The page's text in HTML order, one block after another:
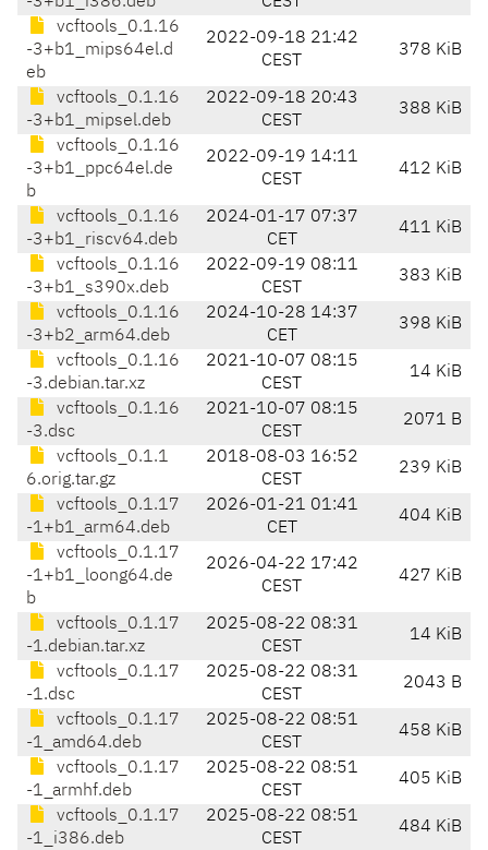
vcftools_0.1.16
-3+b1_mips64el.d
eb
2022-09-18 21:42
CEST
378 KiB
vcftools_0.1.16
-3+b1_mipsel.deb
2022-09-18 20:43
CEST
388 KiB
vcftools_0.1.16
-3+b1_ppc64el.de
b
2022-09-19 14:11
CEST
412 KiB
vcftools_0.1.16
-3+b1_riscv64.deb
2024-01-17 07:37
CET
411 KiB
vcftools_0.1.16
-3+b1_s390x.deb
2022-09-19 08:11
CEST
383 KiB
vcftools_0.1.16
-3+b2_arm64.deb
2024-10-28 14:37
CET
398 KiB
vcftools_0.1.16
-3.debian.tar.xz
2021-10-07 08:15
CEST
14 KiB
vcftools_0.1.16
-3.dsc
2021-10-07 08:15
CEST
2071 B
vcftools_0.1.1
6.orig.tar.gz
2018-08-03 16:52
CEST
239 KiB
vcftools_0.1.17
-1+b1_arm64.deb
2026-01-21 01:41
CET
404 KiB
vcftools_0.1.17
-1+b1_loong64.de
b
2026-04-22 17:42
CEST
427 KiB
vcftools_0.1.17
-1.debian.tar.xz
2025-08-22 08:31
CEST
14 KiB
vcftools_0.1.17
-1.dsc
2025-08-22 08:31
CEST
2043 B
vcftools_0.1.17
-1_amd64.deb
2025-08-22 08:51
CEST
458 KiB
vcftools_0.1.17
-1_armhf.deb
2025-08-22 08:51
CEST
405 KiB
vcftools_0.1.17
-1_i386.deb
2025-08-22 08:51
CEST
484 KiB